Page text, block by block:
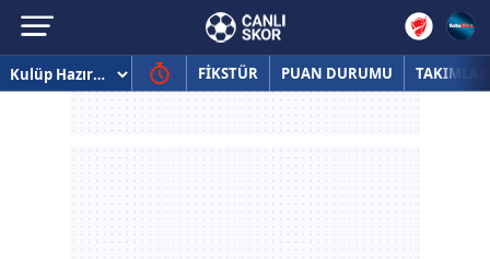
FİKSTÜR PUAN DURUMU TAKIMLAR